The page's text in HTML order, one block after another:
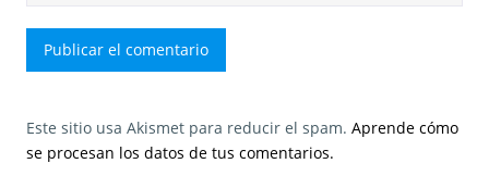
Este sitio usa Akismet para reducir el spam. Aprende cómo
se procesan los datos de tus comentarios.